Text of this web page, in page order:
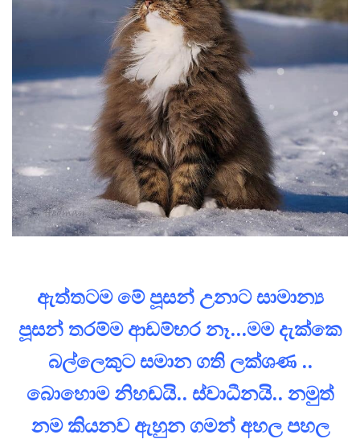
ඇත්තටම මේ පූසන් උනාට සාමාන්‍ය
පූසන් තරම්ම ආඩම්භර නෑ...මම දැක්කෙ
බල්ලෙකුට සමාන ගති ලක්ශණ ..
බොහොම නිහඬයි.. ස්වාධීනයි.. නමුත්
නම කියනව ඇහුන ගමන් අහල පහල